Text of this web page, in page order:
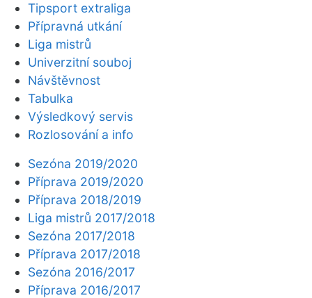
Tipsport extraliga
Přípravná utkání
Liga mistrů
Univerzitní souboj
Návštěvnost
Tabulka
Výsledkový servis
Rozlosování a info
Sezóna 2019/2020
Příprava 2019/2020
Příprava 2018/2019
Liga mistrů 2017/2018
Sezóna 2017/2018
Příprava 2017/2018
Sezóna 2016/2017
Příprava 2016/2017